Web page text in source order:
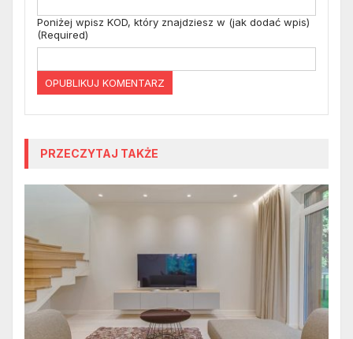
Poniżej wpisz KOD, który znajdziesz w (jak dodać wpis)
(Required)
PRZECZYTAJ TAKŻE